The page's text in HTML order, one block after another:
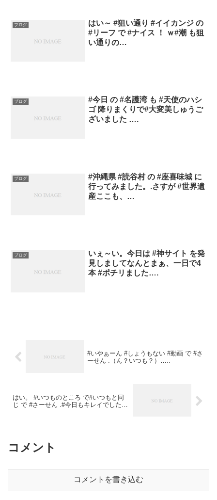
ブログ
はい～ #狙い通り #イイカンジ の
#リーフ で #ナイス ！ ｗ#潮 も狙
い通りの…
ブログ
#今日 の #名護湾 も #天使のハシ
ゴ 降りまくりで#大変美しゅうご
ざいました ….
ブログ
#沖縄県 #読谷村 の #座喜味城 に
行ってみました。.さすが #世界遺
産ここも、…
ブログ
いぇ～い。今日は #神サイト を発
見しましてなんとまぁ、一日で4
本 #ポチリました….
#いやぁーん #しょうもない #動画 で #さ
ーせん .（ん？いつも？）…..
はい。 #いつものところ で#いつもと同
じ で #さーせん .#今日もキレイでした…
コメント
コメントを書き込む